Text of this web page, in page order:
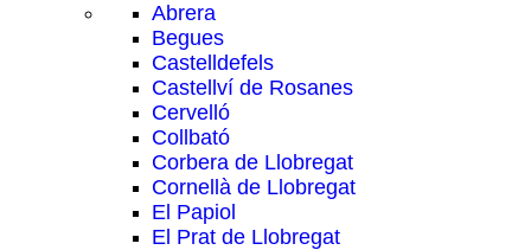
Abrera
Begues
Castelldefels
Castellví de Rosanes
Cervelló
Collbató
Corbera de Llobregat
Cornellà de Llobregat
El Papiol
El Prat de Llobregat